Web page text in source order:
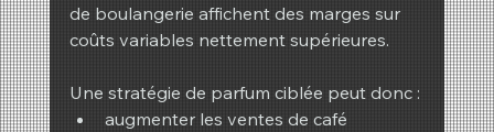
de boulangerie affichent des marges sur
coûts variables nettement supérieures.
Une stratégie de parfum ciblée peut donc :
augmenter les ventes de café